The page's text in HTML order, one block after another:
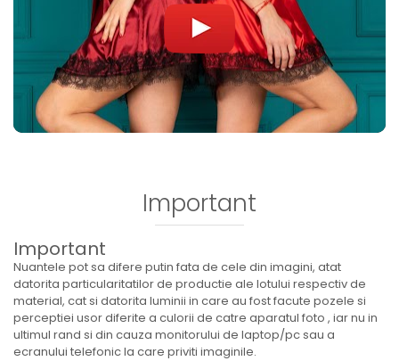
Important
Important
Nuantele pot sa difere putin fata de cele din imagini, atat
datorita particularitatilor de productie ale lotului respectiv de
material, cat si datorita luminii in care au fost facute pozele si
perceptiei usor diferite a culorii de catre aparatul foto , iar nu in
ultimul rand si din cauza monitorului de laptop/pc sau a
ecranului telefonic la care priviti imaginile.